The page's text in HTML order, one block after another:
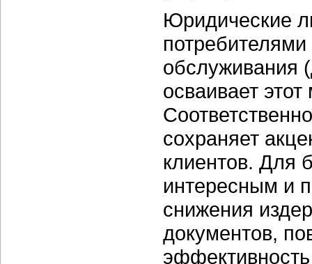
Юридические
потребителями
обслуживания
осваивает
сохраняет
клиентов. Для
интересным и
снижения
документов,